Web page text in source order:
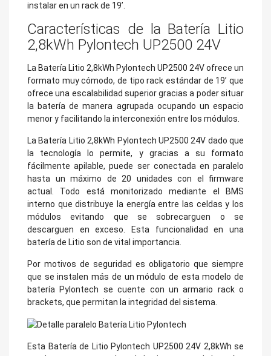
instalar en un rack de 19’.
Características de la Batería Litio
2,8kWh Pylontech UP2500 24V
La Batería Litio 2,8kWh Pylontech UP2500 24V ofrece un
formato muy cómodo, de tipo rack estándar de 19’ que
ofrece una escalabilidad superior gracias a poder situar
la batería de manera agrupada ocupando un espacio
menor y facilitando la interconexión entre los módulos.
La Batería Litio 2,8kWh Pylontech UP2500 24V dado que
la tecnología lo permite, y gracias a su formato
fácilmente apilable, puede ser conectada en paralelo
hasta un máximo de 20 unidades con el firmware
actual. Todo está monitorizado mediante el BMS
interno que distribuye la energía entre las celdas y los
módulos evitando que se sobrecarguen o se
descarguen en exceso. Esta funcionalidad en una
batería de Litio son de vital importancia.
Por motivos de seguridad es obligatorio que siempre
que se instalen más de un módulo de esta modelo de
batería Pylontech se cuente con un armario rack o
brackets, que permitan la integridad del sistema.
Esta Batería de Litio Pylontech UP2500 24V 2,8kWh se